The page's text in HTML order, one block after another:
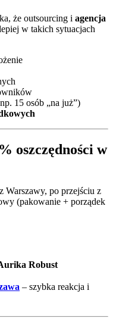
że outsourcing i agencja
w takich sytuacjach
15 osób „na już”)
oszczędności w
Warszawy, po przejściu z
(pakowanie + porządek
Robust
– szybka reakcja i